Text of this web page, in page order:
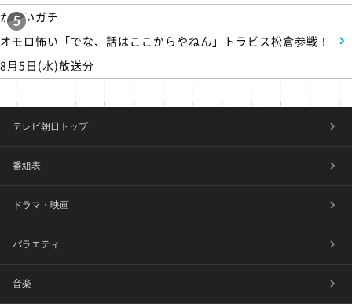
5
かまいガチ
オモロ怖い「でな、話はここからやねん」トラビス松倉参戦！
8月5日(水)放送分
テレビ朝日トップ
番組表
ドラマ・映画
バラエティ
音楽